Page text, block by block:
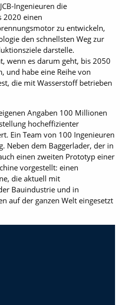
Ingenieuren die
2020 einen
zu entwickeln,
den schnellsten Weg zur
darstelle.
wenn es darum geht, bis 2050
und habe eine Reihe von
die mit Wasserstoff betrieben
Angaben 100 Millionen
hocheffizienter
Ein Team von 100 Ingenieuren
Neben dem Baggerlader, der in
einen zweiten Prototyp einer
vorgestellt: einen
die aktuell mit
Bauindustrie und in
auf der ganzen Welt eingesetzt